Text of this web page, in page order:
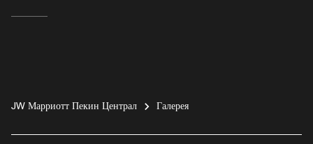
JW Марриотт Пекин Централ Галерея